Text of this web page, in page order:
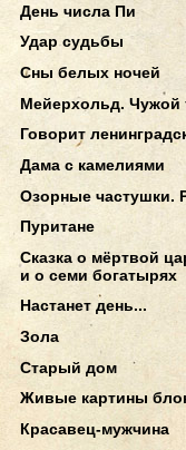
День числа Пи
Удар судьбы
Сны белых ночей
Мейерхольд. Чужой
Говорит
Дама с камелиями
Озорные частушки.
Пуритане
Сказка о мёртвой
и о семи богатырях
Настанет день...
Зола
Старый дом
Живые картины
Красавец-мужчина